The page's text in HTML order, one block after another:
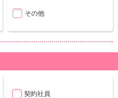
その他
契約社員